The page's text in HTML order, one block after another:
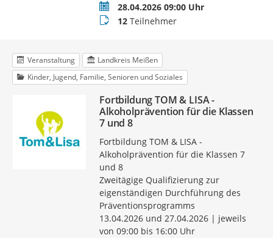
Termin28.04.2026 09:00 Uhr
Teilnehmer
12Teilnehmer
Veranstaltung
Landkreis Meißen
Kinder, Jugend, Familie, Senioren und Soziales
Fortbildung TOM & LISA -
Alkoholprävention für die Klassen
7 und 8
Fortbildung TOM & LISA -
Alkoholprävention für die Klassen 7
und 8
Zweitägige Qualifizierung zur
eigenständigen Durchführung des
Präventionsprogramms
13.04.2026 und 27.04.2026 | jeweils
von 09:00 bis 16:00 Uhr